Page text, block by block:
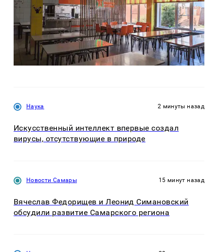
Наука 2 минуты назад
Искусственный интеллект впервые создал
вирусы, отсутствующие в природе
Новости Самары 15 минут назад
Вячеслав Федорищев и Леонид Симановский
обсудили развитие Самарского региона